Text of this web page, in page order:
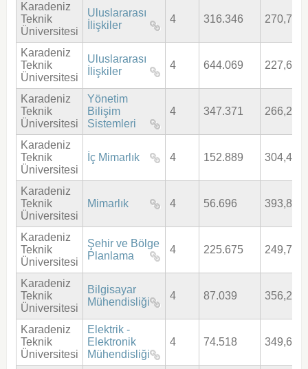
Karadeniz
Teknik
Üniversitesi
Uluslararası
İlişkiler
4 316.346
Karadeniz
Teknik
Üniversitesi
Uluslararası
İlişkiler
4 644.069
Karadeniz
Teknik
Üniversitesi
Yönetim
Bilişim
Sistemleri
4 347.371
Karadeniz
Teknik
Üniversitesi
İç Mimarlık 4 152.889
Karadeniz
Teknik
Üniversitesi
Mimarlık 4 56.696
Karadeniz
Teknik
Üniversitesi
Şehir ve Bölge
Planlama
4 225.675
Karadeniz
Teknik
Üniversitesi
Bilgisayar
Mühendisliği
4 87.039
Karadeniz
Teknik
Üniversitesi
Elektrik -
Elektronik
Mühendisliği
4 74.518